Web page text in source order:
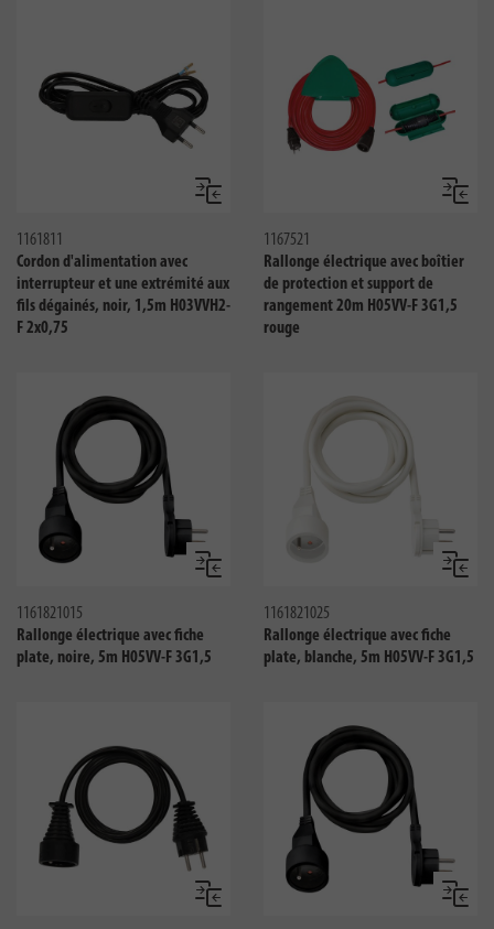
Comparer
1161811
Cordon d'alimentation avec
interrupteur et une extrémité aux
fils dégainés, noir, 1,5m H03VVH2-
F 2x0,75
1167521
Rallonge électrique avec boîtier
de protection et support de
rangement 20m H05VV-F 3G1,5
rouge
Comparer
1161821015
Rallonge électrique avec fiche
plate, noire, 5m H05VV-F 3G1,5
1161821025
Rallonge électrique avec fiche
plate, blanche, 5m H05VV-F 3G1,5
Comparer